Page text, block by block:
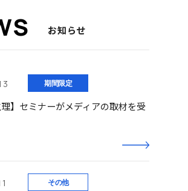
お知らせ
理】セミナーがメディアの取材を受